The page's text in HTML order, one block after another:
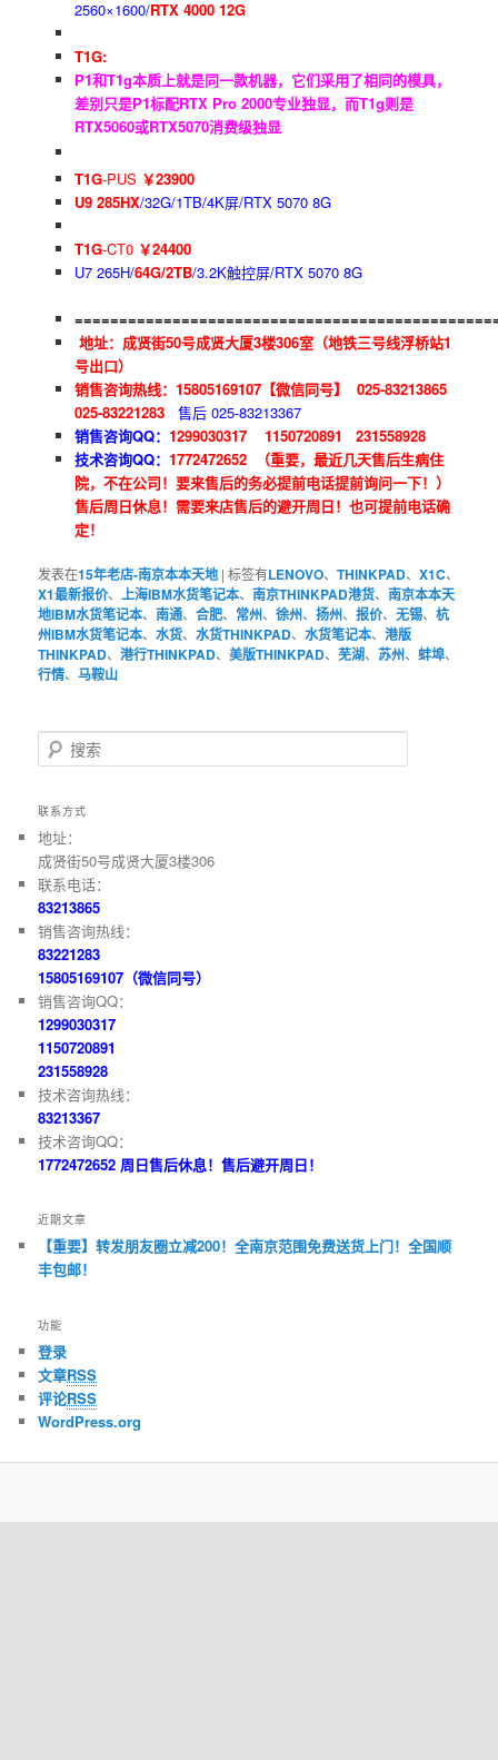
2560×1600/RTX 4000 12G
T1G:
P1和T1g本质上就是同一款机器，它们采用了相同的模具，
差别只是P1标配RTX Pro 2000专业独显，而T1g则是
RTX5060或RTX5070消费级独显
T1G-PUS ￥23900
U9 285HX/32G/1TB/4K屏/RTX 5070 8G
T1G-CT0 ￥24400
U7 265H/64G/2TB/3.2K触控屏/RTX 5070 8G
地址：成贤街50号成贤大厦3楼306室（地铁三号线浮桥站1
号出口）
销售咨询热线： 15805169107【微信同号】 025-83213865
025-83221283
售后 025-83213367
销售咨询QQ： 1299030317 1150720891 231558928
技术咨询QQ： 1772472652 （重要，最近几天售后生病住
院，不在公司！要来售后的务必提前电话提前询问一下！）
售后周日休息！需要来店售后的避开周日！也可提前电话确
定！
发表在15年老店-南京本本天地 |标签有LENOVO、THINKPAD、X1C、
X1最新报价、上海IBM水货笔记本、南京THINKPAD港货、南京本本天
地IBM水货笔记本、南通、合肥、 常州、徐州、扬州、报价、无锡、杭
州IBM水货笔记本、水货、水货THINKPAD、水货笔记本、港版
THINKPAD、港行THINKPAD、美版THINKPAD、芜湖、苏州、蚌埠、
行情、马鞍山
搜索
联系方式
地址：
成贤街50号成贤大厦3楼306
联系电话：
83213865
销售咨询热线：
83221283
15805169107（微信同号）
销售咨询QQ：
1299030317
1150720891
231558928
技术咨询热线：
83213367
技术咨询QQ：
1772472652 周日售后休息！售后避开周日！
近期文章
【重要】转发朋友圈立减200！全南京范围免费送货上门！全国顺
丰包邮！
功能
登录
文章RSS
评论RSS
WordPress.org